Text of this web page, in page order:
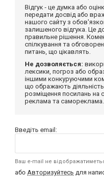
Відгук - це думка або
передати досвід або
нашого сайту з
залишеного відгука. Це
правильне рішення.
спілкування та
питань, що цікавлять.
Не дозволяється:
лексики, погроз або
іншими конкуруючими
що ображають діяльність
розміщення посилань на
реклама та самореклама.
Введіть email:
Ваш e-mail не
або Авторизуйтесь для